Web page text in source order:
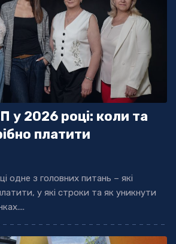
у 2026 році: коли та
платити
одне з головних питань – які
у які строки та як уникнути